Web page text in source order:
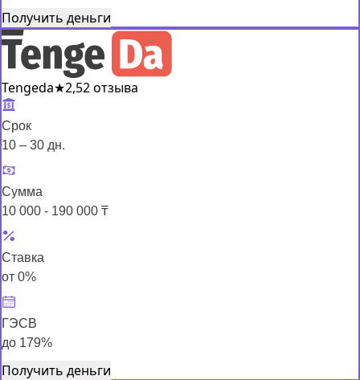
Получить деньги
Tengeda★2,52 отзыва
Срок
10 – 30 дн.
Сумма
10 000 - 190 000 ₸
Ставка
от 0%
ГЭСВ
до 179%
Получить деньги